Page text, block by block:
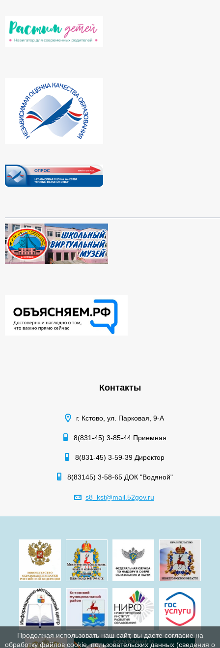
Контакты
г. Кстово, ул. Парковая, 9-А
8(831-45) 3-85-44 Приемная
8(831-45) 3-59-39 Директор
8(83145) 3-58-65 ДОК "Водяной"
s8_kst@mail.52gov.ru
Продолжая использовать наш сайт, вы даете согласие на
обработку файлов cookie, пользовательских данных (сведения о